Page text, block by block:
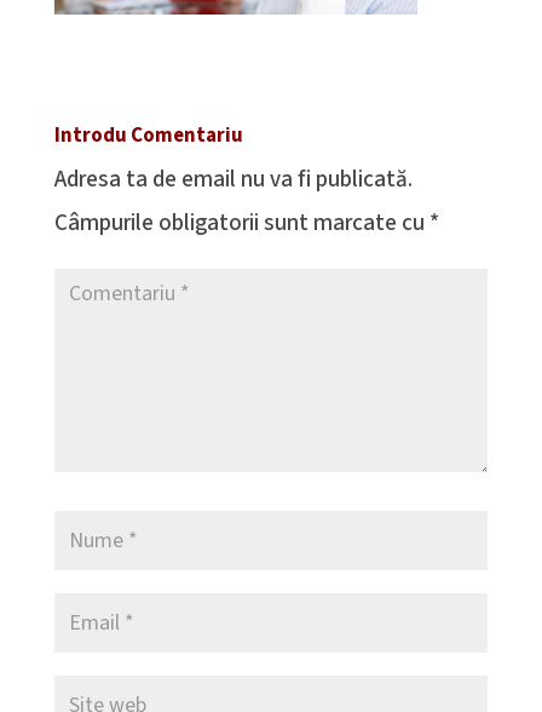
Introdu Comentariu
Adresa ta de email nu va fi publicată.
Câmpurile obligatorii sunt marcate cu *